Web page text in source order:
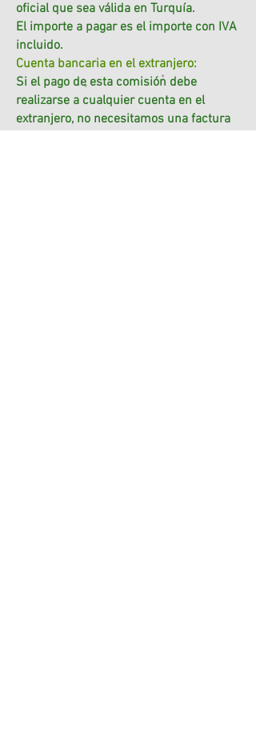
oficial que sea válida en Turquía.
El importe a pagar es el importe con IVA
incluido.
Cuenta bancaria en el extranjero:
Si el pago de esta comisión debe
realizarse a cualquier cuenta en el
extranjero, no necesitamos una factura